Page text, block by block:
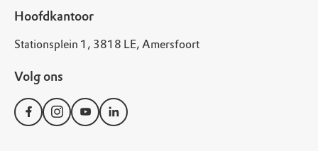
Hoofdkantoor
Stationsplein 1, 3818 LE, Amersfoort
Volg ons